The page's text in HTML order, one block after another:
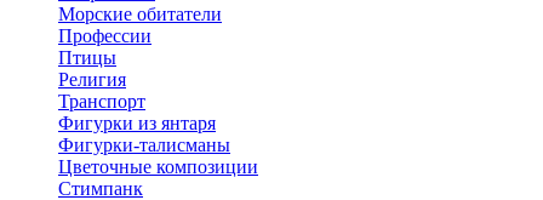
Морские обитатели
Профессии
Птицы
Религия
Транспорт
Фигурки из янтаря
Фигурки-талисманы
Цветочные композиции
Стимпанк